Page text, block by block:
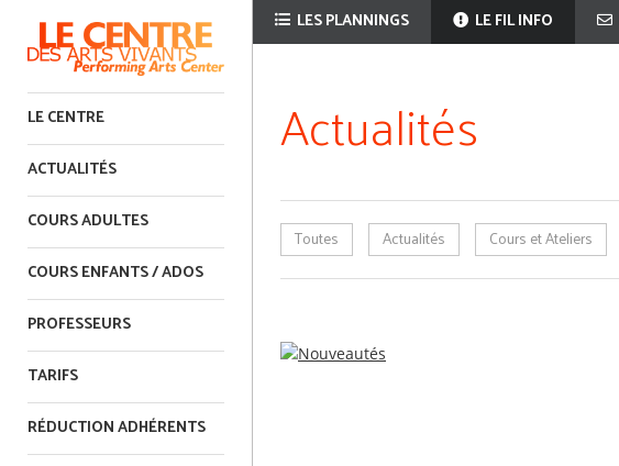
LE CENTRE
ACTUALITÉS
COURS ADULTES
COURS ENFANTS / ADOS
PROFESSEURS
TARIFS
RÉDUCTION ADHÉRENTS
LES PLANNINGS LE FIL INFO
Actualités
Toutes Actualités Cours et Ateliers